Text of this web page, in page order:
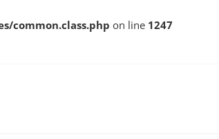
common.class.php on line 1247